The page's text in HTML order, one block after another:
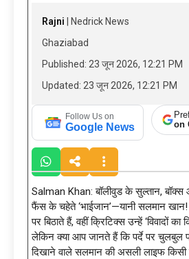
Rajni | Nedrick News
Ghaziabad
Published: 23 जून 2026, 12:21 PM
Updated: 23 जून 2026, 12:21 PM
Follow Us on
Google News
on
Salman Khan: बॉलीवुड के सुल्तान,
फैंस के चहेते ‘भाईजान’—यानी सलमान
पर बिठाते हैं, वहीं क्रिटिक्स उन्हें ‘विवादों का
लेकिन क्या आप जानते हैं कि पर्दे पर चुलबुल
दिखाने वाले सलमान की असली लाइफ किसी